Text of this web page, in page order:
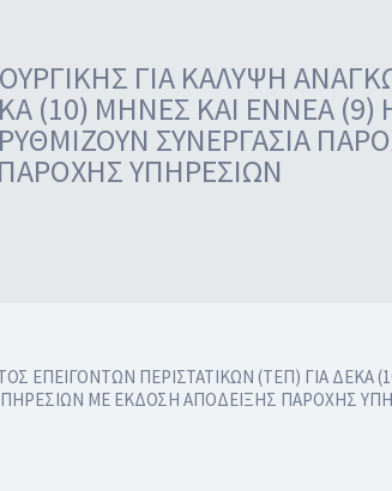
ΓΙΑ ΚΑΛΥΨΗ
(10) ΜΗΝΕΣ ΚΑΙ ΕΝΝΕΑ (9)
ΣΥΝΕΡΓΑΣΙΑ
ΥΠΗΡΕΣΙΩΝ
ΕΠΕΙΓΟΝΤΩΝ ΠΕΡΙΣΤΑΤΙΚΩΝ (ΤΕΠ) ΓΙΑ ΔΕΚΑ
ΜΕ ΕΚΔΟΣΗ ΑΠΟΔΕΙΞΗΣ ΠΑΡΟΧΗΣ